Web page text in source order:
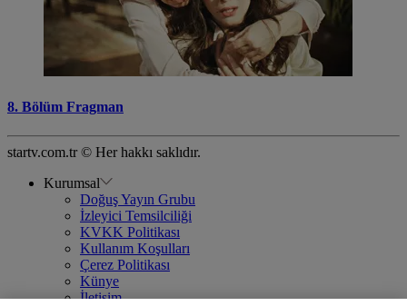
8. Bölüm Fragman
startv.com.tr © Her hakkı saklıdır.
Kurumsal
Doğuş Yayın Grubu
İzleyici Temsilciliği
KVKK Politikası
Kullanım Koşulları
Çerez Politikası
Künye
İletişim